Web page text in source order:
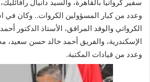
سفير كرواتيا بالقاهرة، والسيد دانيال
وعدد من كبار المسؤولين الكروات.. وكان في
الكرواتي والوفد المرافق، الأستاذ الدكتور
الإسكندرية، والفريق أحمد خالد حسن سعيد،
وعدد من قيادات المكتبة.